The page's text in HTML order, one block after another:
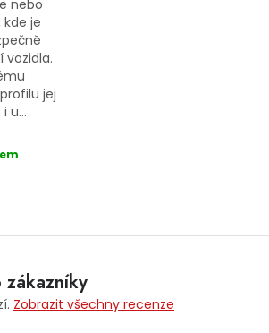
nebo
kde je
vozidla.
jej
u...
zákazníky
Zobrazit všechny recenze